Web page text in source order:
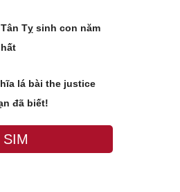
Tỵ sinh con năm
lá bài the justice
đã biết!